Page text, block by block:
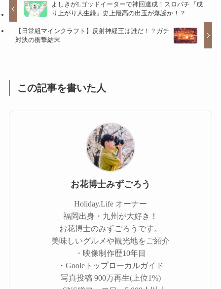
よしきがLゴッドイーターで神回達成！スロパチ『成
り上がり人生録』史上最高の出玉が爆誕か！？
【日常組マインクラフト】反射神経王は誰だ！？ガチ
対決の衝撃結末
この記事を書いた人
お花博士みずごろう
Holiday.Life オーナー
福岡出身・九州が大好き！
お花博士のみずごろうです。
美味しいグルメや観光地をご紹介
・映像制作歴10年目
・Gooleトップローカルガイド
写真投稿 900万再生(上位1%)